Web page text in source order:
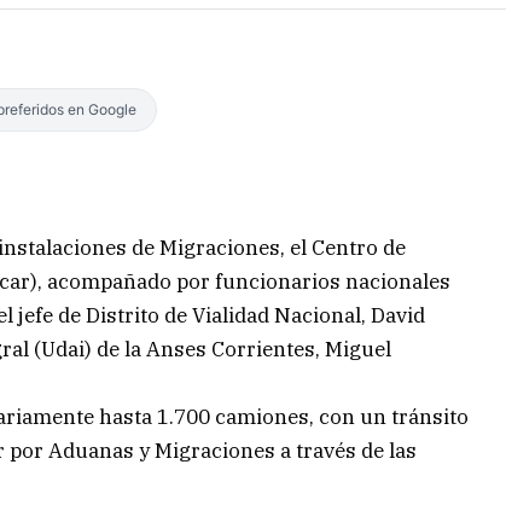
en Google
de Migraciones, el Centro de
acompañado por funcionarios nacionales
jefe de Distrito de Vialidad Nacional, David
(Udai) de la Anses Corrientes, Miguel
hasta 1.700 camiones, con un tránsito
Aduanas y Migraciones a través de las